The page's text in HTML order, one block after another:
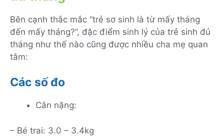
Bên cạnh thắc mắc “trẻ sơ sinh là từ mấy tháng
đến mấy tháng?”, đặc điểm sinh lý của trẻ sinh đủ
tháng như thế nào cũng được nhiều cha mẹ quan
tâm:
Các số đo
Cân nặng:
– Bé trai: 3.0 – 3.4kg